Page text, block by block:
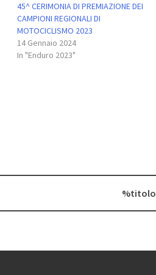
45^ CERIMONIA DI PREMIAZIONE DEI
CAMPIONI REGIONALI DI
MOTOCICLISMO 2023
14 Gennaio 2024
In "Enduro 2023"
%titolo